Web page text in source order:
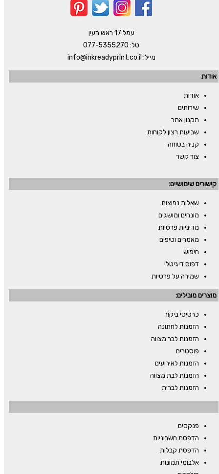
עמל 17 ראש העין
טל: 077-5355270
מייל: info@inkreadyprint.co.il
אודות
אודות
שירותים
תקנון אתר
שביעות רצון לקוחות
קניה בטוחה
צור קשר
קישורים שימושיים:
שאלות נפוצות
מונחים ומושגים
מדיניות פרטיות
מאמרים וטיפים
חיפוש
דפוס דיגיטלי
שמירה על פרטיות
מוצרים מובילים:
כרטיסי ביקור
הזמנות לחתונה
הזמנות לבר מצווה
פוסטרים
הזמנות לאירועים
הזמנות לבת מצווה
הזמנות לברית
פנקסים
הדפסת חשבוניות
הדפסת קבלות
אלבומי תמונות